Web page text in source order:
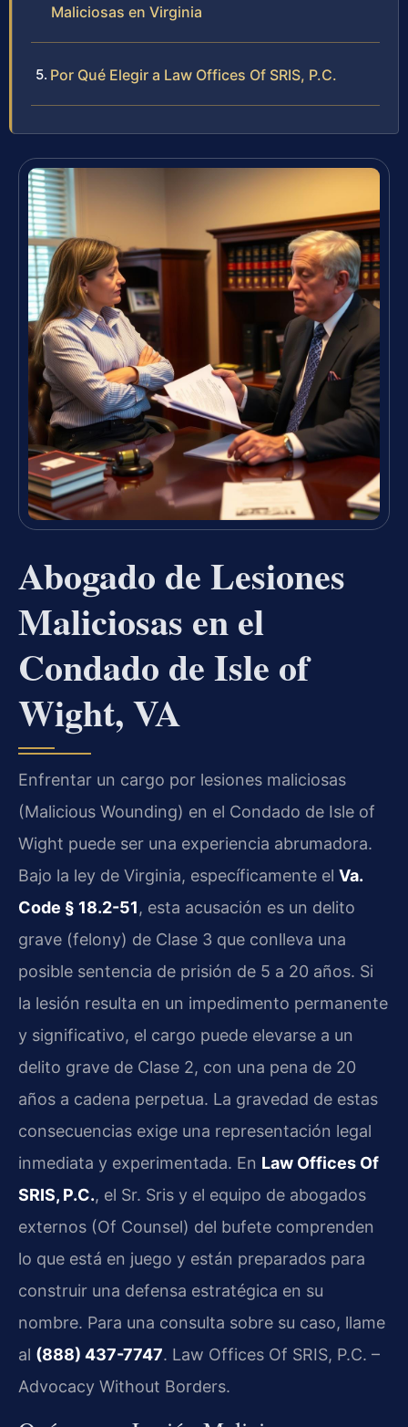
Maliciosas en Virginia
Por Qué Elegir a Law Offices Of SRIS, P.C.
Abogado de Lesiones
Maliciosas en el
Condado de Isle of
Wight, VA
Enfrentar un cargo por lesiones maliciosas
(Malicious Wounding) en el Condado de Isle of
Wight puede ser una experiencia abrumadora.
Bajo la ley de Virginia, específicamente el Va.
Code § 18.2-51, esta acusación es un delito
grave (felony) de Clase 3 que conlleva una
posible sentencia de prisión de 5 a 20 años. Si
la lesión resulta en un impedimento permanente
y significativo, el cargo puede elevarse a un
delito grave de Clase 2, con una pena de 20
años a cadena perpetua. La gravedad de estas
consecuencias exige una representación legal
inmediata y experimentada. En Law Offices Of
SRIS, P.C., el Sr. Sris y el equipo de abogados
externos (Of Counsel) del bufete comprenden
lo que está en juego y están preparados para
construir una defensa estratégica en su
nombre. Para una consulta sobre su caso, llame
al (888) 437-7747. Law Offices Of SRIS, P.C. –
Advocacy Without Borders.